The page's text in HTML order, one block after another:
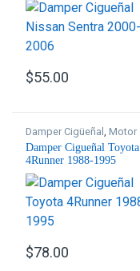
$55.00
Damper Cigüeñal,Motor
Damper Cigueñal Toyota
4Runner 1988-1995
$78.00